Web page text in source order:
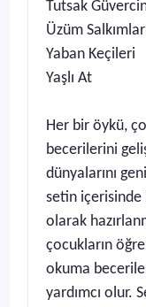
Tutsak
Üzüm
Yaban Keçileri
Yaşlı At
Her bir öykü,
becerilerini
dünyalarını
setin içerisinde
olarak
çocukların
okuma
yardımcı olur.